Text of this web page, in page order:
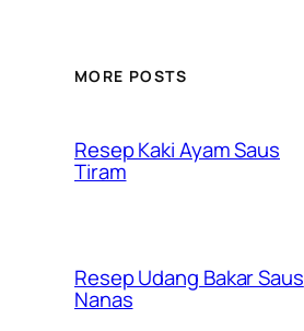
MORE POSTS
Resep Kaki Ayam Saus
Tiram
Resep Udang Bakar Saus
Nanas